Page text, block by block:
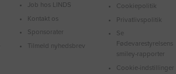
Job hos LINDS
Kontakt os
Sponsorater
Tilmeld nyhedsbrev
Cookiepolitik
Privatlivspolitik
Se
Fødevarestyrelsens
smiley-rapporter
Cookie-indstillinger